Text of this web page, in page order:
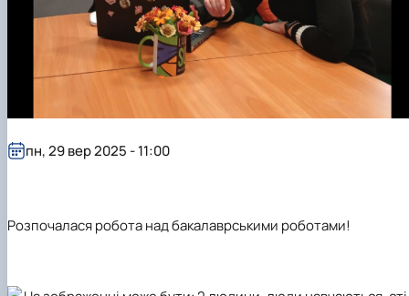
Розпочалася робота над бакалаврськими роботами!
пн, 29 вер 2025 - 11:00